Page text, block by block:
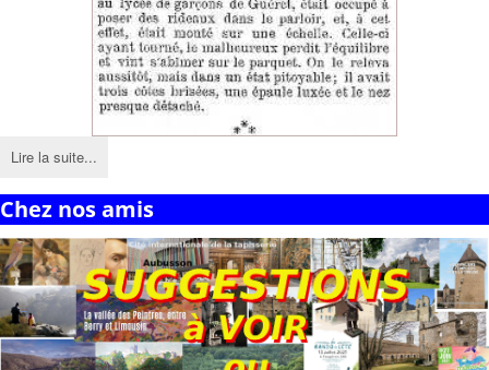
Lire la suite...
Chez nos amis